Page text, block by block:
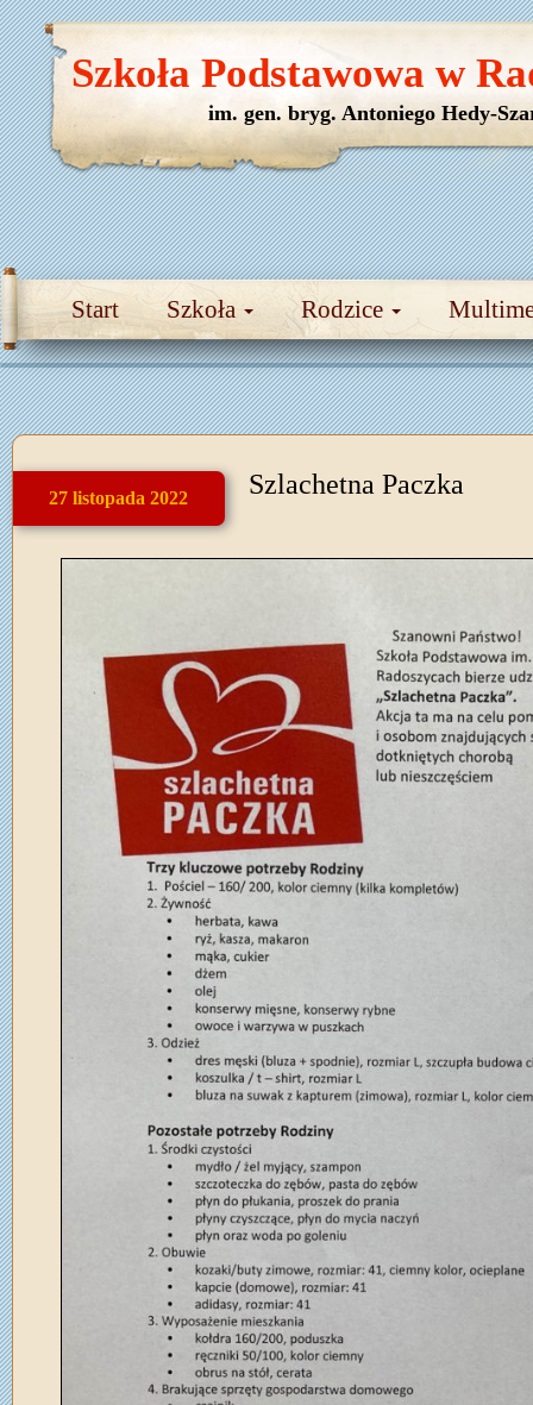
Start Szkoła Rodzice
Szkoła Podstawowa w
im. gen. bryg. Antoniego Hedy-
27 listopada 2022 Szlachetna Paczka